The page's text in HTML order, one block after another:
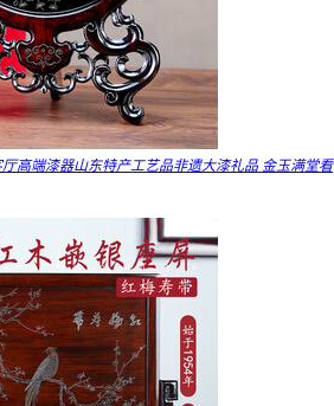
高端漆器山东特产工艺品非遗大漆礼品 金玉满堂看